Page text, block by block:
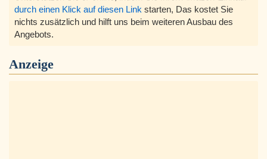
durch einen Klick auf diesen Link starten, Das kostet Sie
nichts zusätzlich und hilft uns beim weiteren Ausbau des
Angebots.
Anzeige